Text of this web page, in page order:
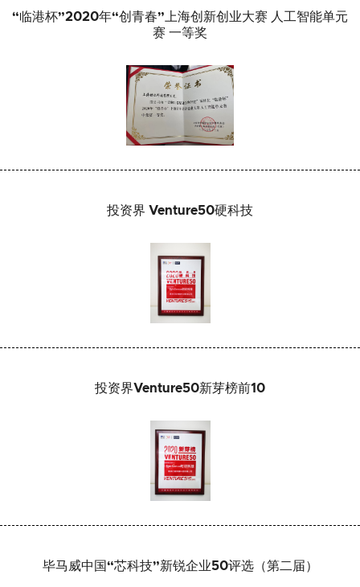
“临港杯”2020年“创青春”上海创新创业大赛 人工智能单元
赛 一等奖
投资界 Venture50硬科技
投资界Venture50新芽榜前10
毕马威中国“芯科技”新锐企业50评选（第二届）